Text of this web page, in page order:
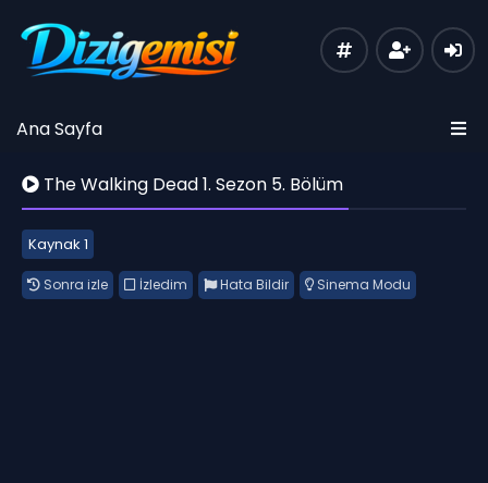
Ana Sayfa
The Walking Dead 1. Sezon 5. Bölüm
Kaynak 1
Sonra izle İzledim Hata Bildir Sinema Modu